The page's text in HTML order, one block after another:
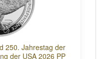
250. Jahrestag der
der USA 2026 PP